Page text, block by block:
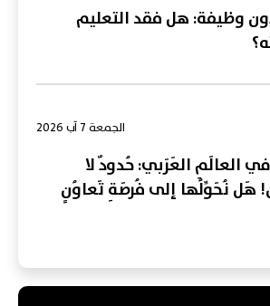
وظيفة: هل فقد التعليم
الجمعة 7 آب 2026
العالَمِ العَرَبي: حُدودٌ لا
هَل نُحَوِّلُها إلى فُرصَةِ تَعاوُنٍ